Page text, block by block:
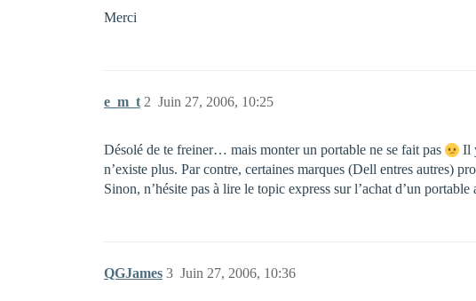
Merci
e_m_t Juin 27, 2006, 10:25
2
Désolé de te freiner… mais monter un portable ne se fait pas
Il
n’existe plus. Par contre, certaines marques (Dell entres autres)
Sinon, n’hésite pas à lire le topic express sur l’achat d’un
QGJames Juin 27, 2006, 10:36
3